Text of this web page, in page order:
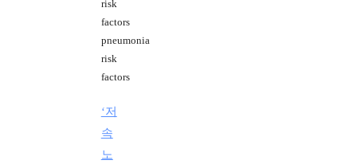
risk
factors
pneumonia
risk
factors
‘저
속
노